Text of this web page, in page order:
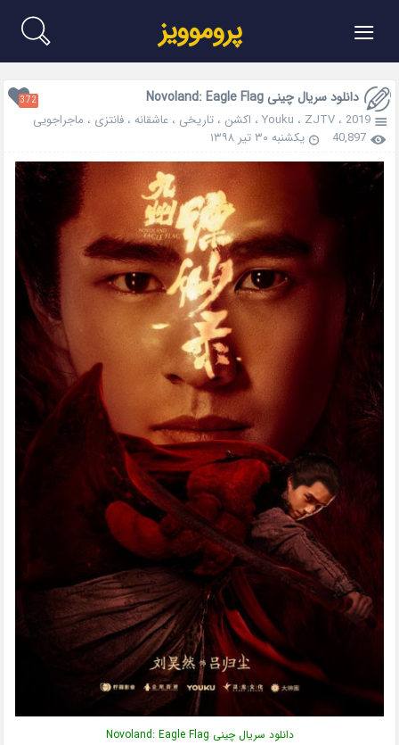
≡ پروموویز
دانلود سریال چینی Novoland: Eagle Flag 372
2019 ، Youku ، ZJTV ، اکشن ،تاریخی ،عاشقانه ،فانتزی ، ماجراجویی
40,897
یکشنبه ۳۰ تیر ۱۳۹۸
دانلود سریال چینی Novoland: Eagle Flag